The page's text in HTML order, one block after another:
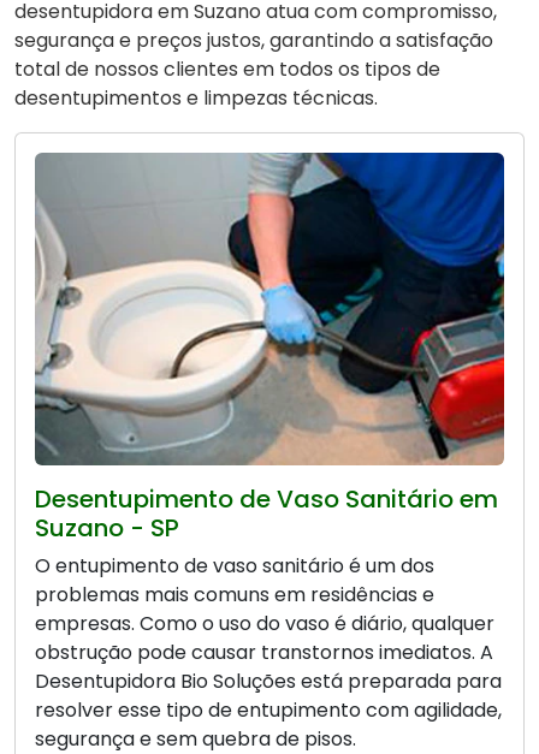
desentupidora em Suzano atua com compromisso,
segurança e preços justos, garantindo a satisfação
total de nossos clientes em todos os tipos de
desentupimentos e limpezas técnicas.
Desentupimento de Vaso Sanitário em
Suzano - SP
O entupimento de vaso sanitário é um dos
problemas mais comuns em residências e
empresas. Como o uso do vaso é diário, qualquer
obstrução pode causar transtornos imediatos. A
Desentupidora Bio Soluções está preparada para
resolver esse tipo de entupimento com agilidade,
segurança e sem quebra de pisos.